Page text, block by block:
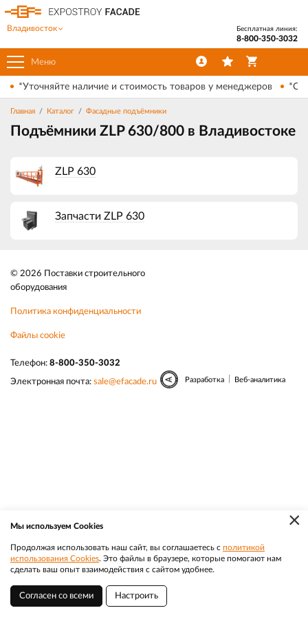
Меню
Владивосток Бесплатная линия:
8-800-350-3032
*Уточняйте наличие и стоимость товаров у менеджеров
Главная Каталог Фасадные подъёмники
Подъёмники ZLP 630/800 в Владивостоке
ZLP 630
Запчасти ZLP 630
© 2026 Поставки строительного
оборудования
Политика конфиденциальности
Файлы cookie
Телефон: 8-800-350-3032
Электронная почта: sale@efacade.ru Разработка Веб-аналитика
×
Мы используем Cookies
Продолжая использовать наш сайт, вы соглашаетесь с политикой
использования Cookies. Это файлы в браузере, которые помогают нам
сделать ваш опыт взаимодействия с сайтом удобнее.
Согласен со всеми Настроить